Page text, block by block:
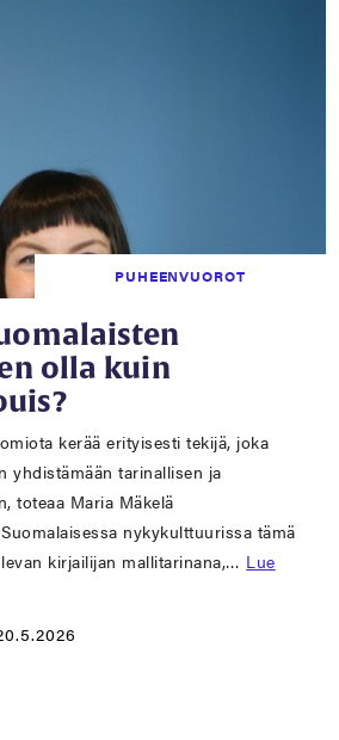
PUHEENVUOROT
olla kuin
kerää erityisesti tekijä, joka
yhdistämään tarinallisen ja
toteaa Maria Mäkelä
nykykulttuurissa tämä
kirjailijan mallitarinana,… Lue